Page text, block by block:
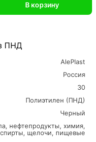
ПНД
AlePlast
Россия
30
Полиэтилен (ПНД)
Черный
нефтепродукты, химия,
спирты, щелочи, пищевые
В корзину